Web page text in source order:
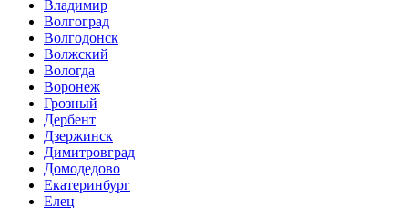
Владимир
Волгоград
Волгодонск
Волжский
Вологда
Воронеж
Грозный
Дербент
Дзержинск
Димитровград
Домодедово
Екатеринбург
Елец